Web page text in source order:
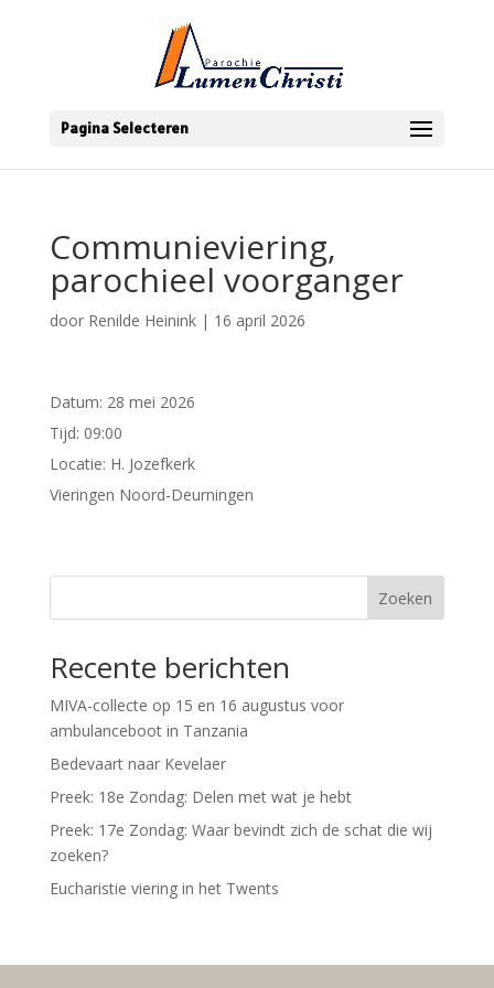
Pagina Selecteren
Communieviering,
parochieel voorganger
door Renilde Heinink| 16 april 2026
Datum: 28 mei 2026
Tijd: 09:00
Locatie: H. Jozefkerk
Vieringen Noord-Deurningen
Zoeken
Recente berichten
MIVA-collecte op 15 en 16 augustus voor
ambulanceboot in Tanzania
Bedevaart naar Kevelaer
Preek: 18e Zondag: Delen met wat je hebt
Preek: 17e Zondag: Waar bevindt zich de schat die wij
zoeken?
Eucharistie viering in het Twents